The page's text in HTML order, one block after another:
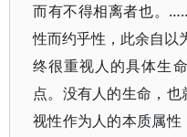
而有不得相离者也。
性而约乎性，此余自以
终很重视人的具体生
点。没有人的生命，
视性作为人的本质属